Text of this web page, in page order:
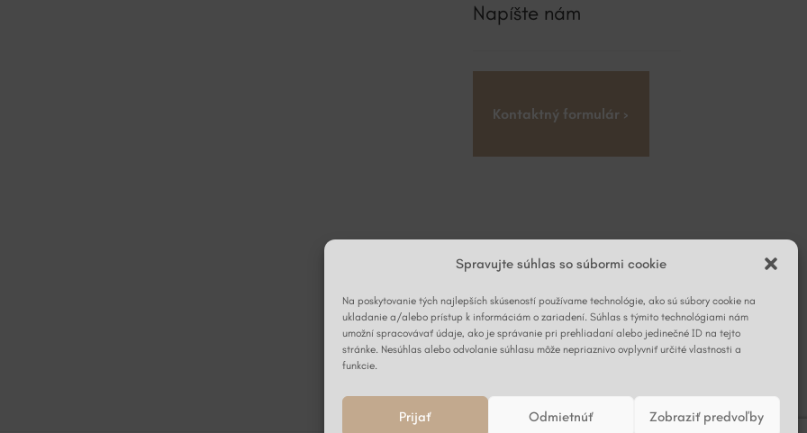
Spravujte súhlas so súbormi cookie
Na poskytovanie tých najlepších skúseností používame technológie, ako sú súbory cookie na
ukladanie a/alebo prístup k informáciám o zariadení. Súhlas s týmito technológiami nám
umožní spracovávať údaje, ako je správanie pri prehliadaní alebo jedinečné ID na tejto
stránke. Nesúhlas alebo odvolanie súhlasu môže nepriaznivo ovplyvniť určité vlastnosti a
funkcie.
Prijať Odmietnúť Zobraziť predvoľby
Napíšte nám
Kontaktný formulár ›